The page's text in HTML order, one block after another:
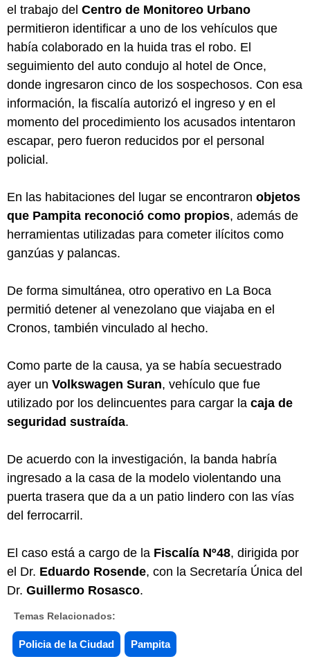
el trabajo del Centro de Monitoreo Urbano
permitieron identificar a uno de los vehículos que
había colaborado en la huida tras el robo. El
seguimiento del auto condujo al hotel de Once,
donde ingresaron cinco de los sospechosos. Con esa
información, la fiscalía autorizó el ingreso y en el
momento del procedimiento los acusados intentaron
escapar, pero fueron reducidos por el personal
policial.
En las habitaciones del lugar se encontraron objetos
que Pampita reconoció como propios, además de
herramientas utilizadas para cometer ilícitos como
ganzúas y palancas.
De forma simultánea, otro operativo en La Boca
permitió detener al venezolano que viajaba en el
Cronos, también vinculado al hecho.
Como parte de la causa, ya se había secuestrado
ayer un Volkswagen Suran, vehículo que fue
utilizado por los delincuentes para cargar la caja de
seguridad sustraída.
De acuerdo con la investigación, la banda habría
ingresado a la casa de la modelo violentando una
puerta trasera que da a un patio lindero con las vías
del ferrocarril.
El caso está a cargo de la Fiscalía Nº48, dirigida por
el Dr. Eduardo Rosende, con la Secretaría Única del
Dr. Guillermo Rosasco.
Temas Relacionados:
Policia de la Ciudad Pampita